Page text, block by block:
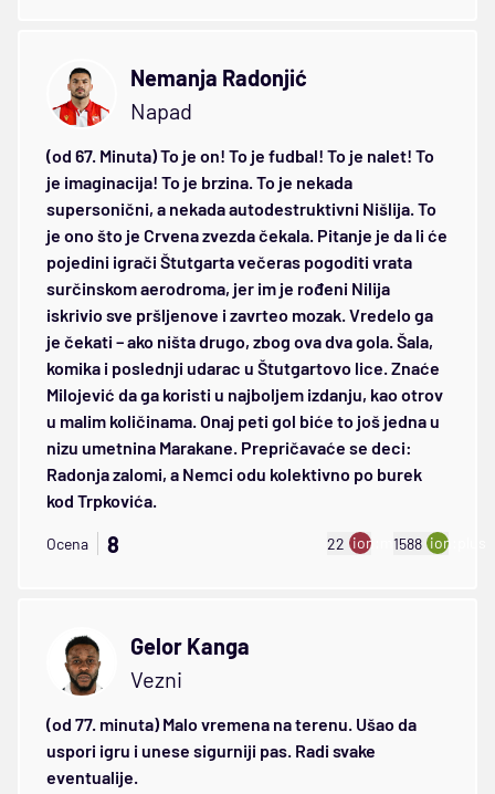
Nemanja Radonjić
Napad
(od 67. Minuta) To je on! To je fudbal! To je nalet! To
je imaginacija! To je brzina. To je nekada
supersonični, a nekada autodestruktivni Nišlija. To
je ono što je Crvena zvezda čekala. Pitanje je da li će
pojedini igrači Štutgarta večeras pogoditi vrata
surčinskom aerodroma, jer im je rođeni Nilija
iskrivio sve pršljenove i zavrteo mozak. Vredelo ga
je čekati – ako ništa drugo, zbog ova dva gola. Šala,
komika i poslednji udarac u Štutgartovo lice. Znaće
Milojević da ga koristi u najboljem izdanju, kao otrov
u malim količinama. Onaj peti gol biće to još jedna u
nizu umetnina Marakane. Prepričavaće se deci:
Radonja zalomi, a Nemci odu kolektivno po burek
kod Trpkovića.
Ocena 8 22 ion:minus
1588 ion:plus
Gelor Kanga
Vezni
(od 77. minuta) Malo vremena na terenu. Ušao da
uspori igru i unese sigurniji pas. Radi svake
eventualije.